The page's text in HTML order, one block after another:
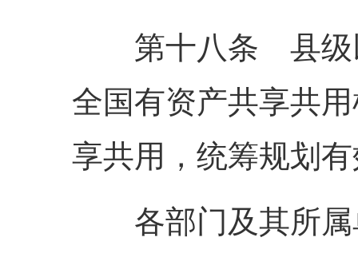
第十八条 县级以
全国有资产共享共
享共用，统筹规划
各部门及其所属